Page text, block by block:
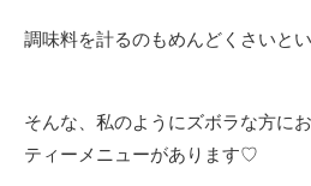
調味料を計るのもめんどくさいとい
そんな、私のようにズボラな方に
ティーメニューがあります♡